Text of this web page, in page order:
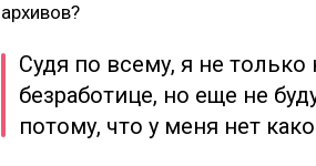
архивов?
Судя по всему, я не только
безработице, но еще не
потому, что у меня нет